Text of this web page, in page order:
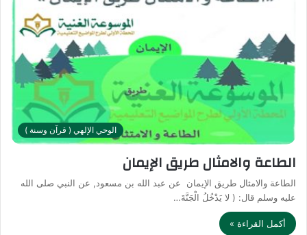
الوحي الإلهي ( قرآن وسنة )
الطاعة والامثال طريق الإيمان
الطاعة والامثال طريق الإيمان عن عبد الله بن مسعود, عن النبي صلى الله
عليه وسلم قال: ( لا يَدْخُلُ الْجَنَّةَ…
أكمل القراءة »